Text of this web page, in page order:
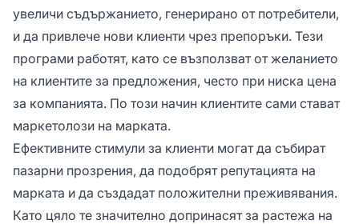
увеличи съдържанието, генерирано от потребители,
и да привлече нови клиенти чрез препоръки. Тези
програми работят, като се възползват от желанието
на клиентите за предложения, често при ниска цена
за компанията. По този начин клиентите сами стават
маркетолози на марката.
Ефективните стимули за клиенти могат да събират
пазарни прозрения, да подобрят репутацията на
марката и да създадат положителни преживявания.
Като цяло те значително допринасят за растежа на